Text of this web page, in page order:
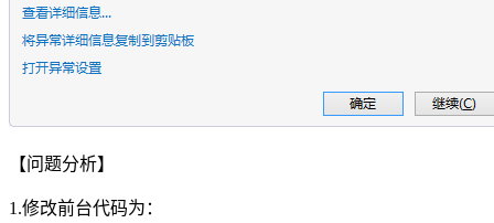
【问题分析】
1.修改前台代码为：